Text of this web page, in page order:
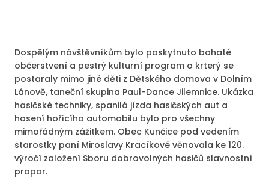
Dospělým návštěvníkům bylo poskytnuto bohaté
občerstvení a pestrý kulturní program o krterý se
postaraly mimo jiné děti z Dětského domova v Dolním
Lánově, taneční skupina Paul-Dance Jilemnice. Ukázka
hasičské techniky, spanilá jízda hasičských aut a
hasení hořícího automobilu bylo pro všechny
mimořádným zážitkem. Obec Kunčice pod vedením
starostky paní Miroslavy Kracíkové věnovala ke 120.
výročí založení Sboru dobrovolných hasičů slavnostní
prapor.